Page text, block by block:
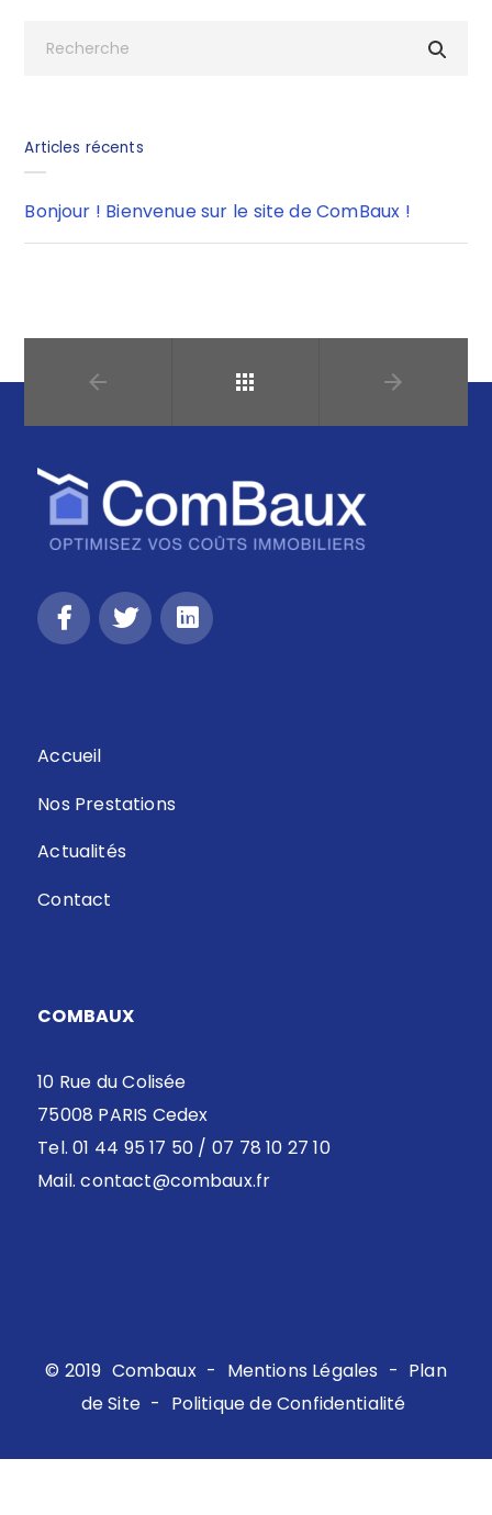
Articles récents
Bonjour ! Bienvenue sur le site de ComBaux !
Accueil
Nos Prestations
Actualités
Contact
COMBAUX
10 Rue du Colisée
75008 PARIS Cedex
Tel. 01 44 95 17 50 / 07 78 10 27 10
Mail.contact@combaux.fr
© 2019 Combaux - Mentions Légales - Plan
de Site - Politique de Confidentialité